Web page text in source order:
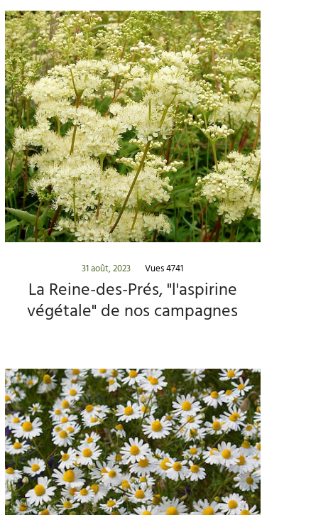
31 août, 2023 Vues 4741
La Reine-des-Prés, "l'aspirine
végétale" de nos campagnes